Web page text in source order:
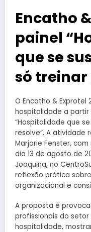
Encatho
painel
que se
só treinar
O Encatho &
hospitalidade a
“Hospitalidade que
resolve”. A atividade
Marjorie Fenster,
dia 13 de agosto de
Joaquina, no
reflexão prática
organizacional e
A proposta é
profissionais do
hospitalidade,